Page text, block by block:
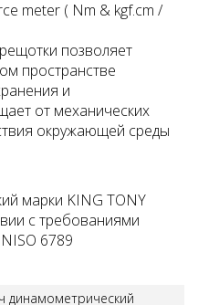
meter ( Nm & kgf.cm /
позволяет
пространстве
и
от механических
окружающей среды
марки KING TONY
с требованиями
6789
динамометрический